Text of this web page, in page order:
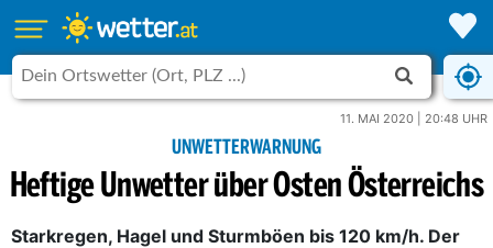
11. MAI 2020 | 20:48 UHR
UNWETTERWARNUNG
Heftige Unwetter über Osten Österreichs
Starkregen, Hagel und Sturmböen bis 120 km/h. Der